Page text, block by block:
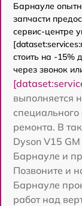
Барнауле
запчасти
сервис-центре
стоить на -15%
через звонок
выполняется
ремонта. В
Dyson V15
Барнауле и
Позвоните и
Барнауле
работ над